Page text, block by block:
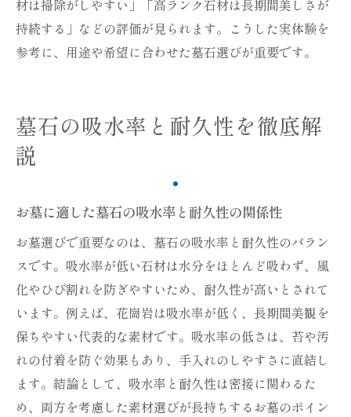
解説
お墓選びにおける国産と外国産の判断基準
墓石性能から見るお墓の選び方と後悔しな
お墓に水をかける際のマナーと墓石性能の
墓石に水をかけてはいけない理由と吸水率
の注意
お墓参りで気を付けたい石材の種類と作法
の違い
吸水率の高いお墓に水をかける際の注意ポ
イント
墓石性能に合わせたお墓の正しい作法を解
材は掃除がしやすい」「高ランク石材は長期間美しさが
持続する」などの評価が見られます。こうした実体験を
参考に、用途や希望に合わせた墓石選びが重要です。
墓石の吸水率と耐久性を徹底解
説
お墓に適した墓石の吸水率と耐久性の関係性
お墓選びで重要なのは、墓石の吸水率と耐久性のバラン
スです。吸水率が低い石材は水分をほとんど吸わず、風
化やひび割れを防ぎやすいため、耐久性が高いとされて
います。例えば、花崗岩は吸水率が低く、長期間美観を
保ちやすい代表的な素材です。吸水率の低さは、苔や汚
れの付着を防ぐ効果もあり、手入れのしやすさに直結し
ます。結論として、吸水率と耐久性は密接に関わるた
め、両方を考慮した素材選びが長持ちするお墓のポイン